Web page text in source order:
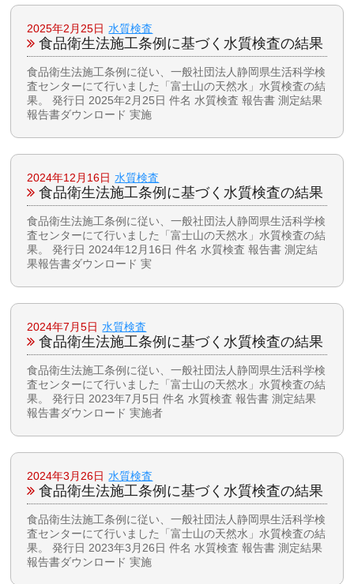
2025年2月25日 水質検査
食品衛生法施工条例に基づく水質検査の結果
食品衛生法施工条例に従い、一般社団法人静岡県生活科学検
査センターにて行いました「富士山の天然水」水質検査の結
果。 発行日 2025年2月25日 件名 水質検査 報告書 測定結果
報告書ダウンロード 実施
2024年12月16日 水質検査
食品衛生法施工条例に基づく水質検査の結果
食品衛生法施工条例に従い、一般社団法人静岡県生活科学検
査センターにて行いました「富士山の天然水」水質検査の結
果。 発行日 2024年12月16日 件名 水質検査 報告書 測定結
果報告書ダウンロード 実
2024年7月5日 水質検査
食品衛生法施工条例に基づく水質検査の結果
食品衛生法施工条例に従い、一般社団法人静岡県生活科学検
査センターにて行いました「富士山の天然水」水質検査の結
果。 発行日 2023年7月5日 件名 水質検査 報告書 測定結果
報告書ダウンロード 実施者
2024年3月26日 水質検査
食品衛生法施工条例に基づく水質検査の結果
食品衛生法施工条例に従い、一般社団法人静岡県生活科学検
査センターにて行いました「富士山の天然水」水質検査の結
果。 発行日 2023年3月26日 件名 水質検査 報告書 測定結果
報告書ダウンロード 実施